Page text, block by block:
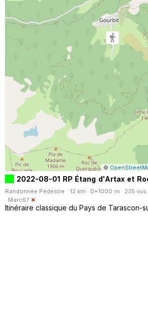
©
2022-08-01 RP Étang d'Artax et
Randonnée Pédestre · 12 km · D+1000 m · 235
· Marc67
Itinéraire classique du Pays de Tarascon-